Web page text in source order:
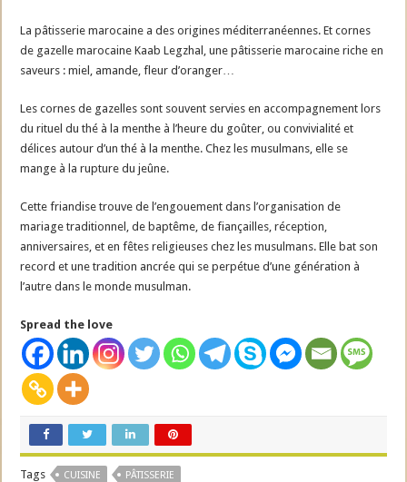
La pâtisserie marocaine a des origines méditerranéennes. Et cornes
de gazelle marocaine Kaab Legzhal, une pâtisserie marocaine riche en
saveurs : miel, amande, fleur d’oranger…
Les cornes de gazelles sont souvent servies en accompagnement lors
du rituel du thé à la menthe à l’heure du goûter, ou convivialité et
délices autour d’un thé à la menthe. Chez les musulmans, elle se
mange à la rupture du jeûne.
Cette friandise trouve de l’engouement dans l’organisation de
mariage traditionnel, de baptême, de fiançailles, réception,
anniversaires, et en fêtes religieuses chez les musulmans. Elle bat son
record et une tradition ancrée qui se perpétue d’une génération à
l’autre dans le monde musulman.
Spread the love
Tags CUISINE PÂTISSERIE